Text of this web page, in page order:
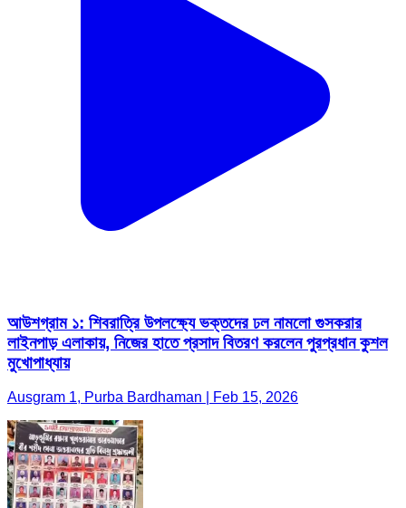
আউশগ্রাম ১: শিবরাত্রি উপলক্ষ্যে ভক্তদের ঢল নামলো গুসকরার
লাইনপাড় এলাকায়, নিজের হাতে প্রসাদ বিতরণ করলেন পুরপ্রধান কুশল
মুখোপাধ্যায়
Ausgram 1, Purba Bardhaman | Feb 15, 2026